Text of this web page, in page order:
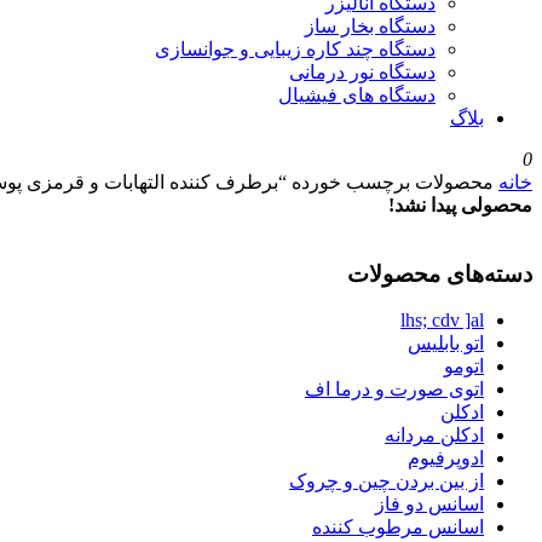
دستگاه بخار ساز
دستگاه چند کاره زیبایی و جوانسازی
دستگاه نور درمانی
دستگاه های فیشیال
بلاگ
0
خانه محصولات برچسب خورده “برطرف کننده التهابات و قرمزی
محصولی پیدا نشد!
دسته‌های محصولات
lhs; cdv ]al
اتو بابلیس
اتومو
اتوی صورت و درما اف
ادکلن
ادکلن مردانه
ادوپرفیوم
از بین بردن چین و چروک
اسانس دو فاز
اسانس مرطوب کننده